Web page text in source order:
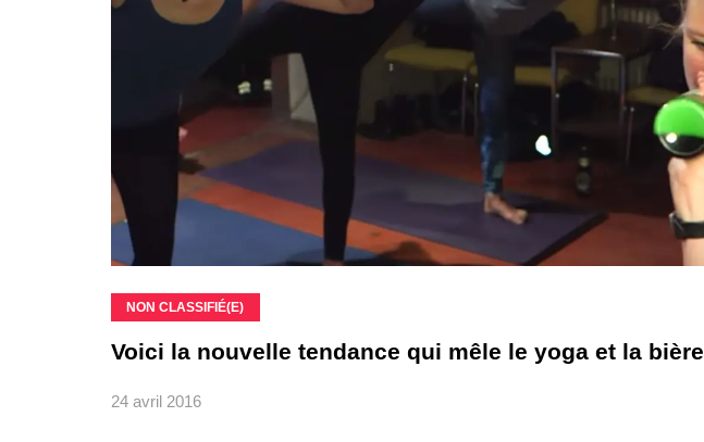
NON CLASSIFIÉ(E)
Voici la nouvelle tendance qui mêle le yoga et la bière
24 avril 2016